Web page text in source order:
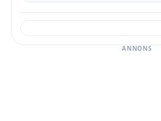
ANNONS